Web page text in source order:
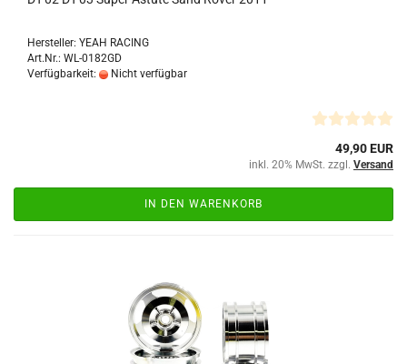
Hersteller: YEAH RACING
Art.Nr.: WL-0182GD
Verfügbarkeit:
Nicht verfügbar
49,90 EUR
inkl. 20% MwSt. zzgl. Versand
IN DEN WARENKORB